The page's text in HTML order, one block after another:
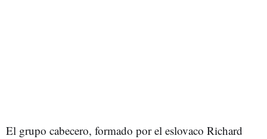
El grupo cabecero, formado por el eslovaco Richard